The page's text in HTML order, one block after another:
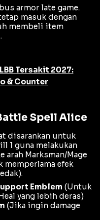
armor late game.
masuk dengan
membeli item
Tersakit 2027:
& Counter
Spell Alice
disarankan untuk
1 guna melakukan
arah Marksman/Mage
memperlama efek
Emblem (Untuk
yang lebih deras)
(Jika ingin damage